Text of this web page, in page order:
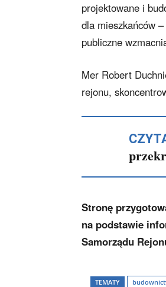
projektowane i
dla mieszkańców
publiczne
Mer Robert
rejonu,
Stronę
na podstawie
Samorządu
TEMATY